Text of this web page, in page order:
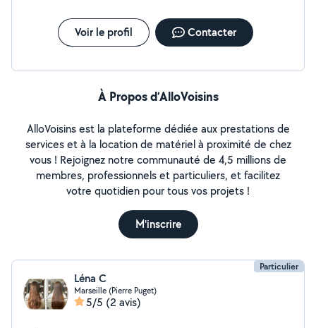
Voir le profil Contacter
À Propos d’AlloVoisins
AlloVoisins est la plateforme dédiée aux prestations de
services et à la location de matériel à proximité de chez
vous ! Rejoignez notre communauté de 4,5 millions de
membres, professionnels et particuliers, et facilitez
votre quotidien pour tous vos projets !
M'inscrire
Particulier
Léna C
Marseille (Pierre Puget)
5/5 (2 avis)